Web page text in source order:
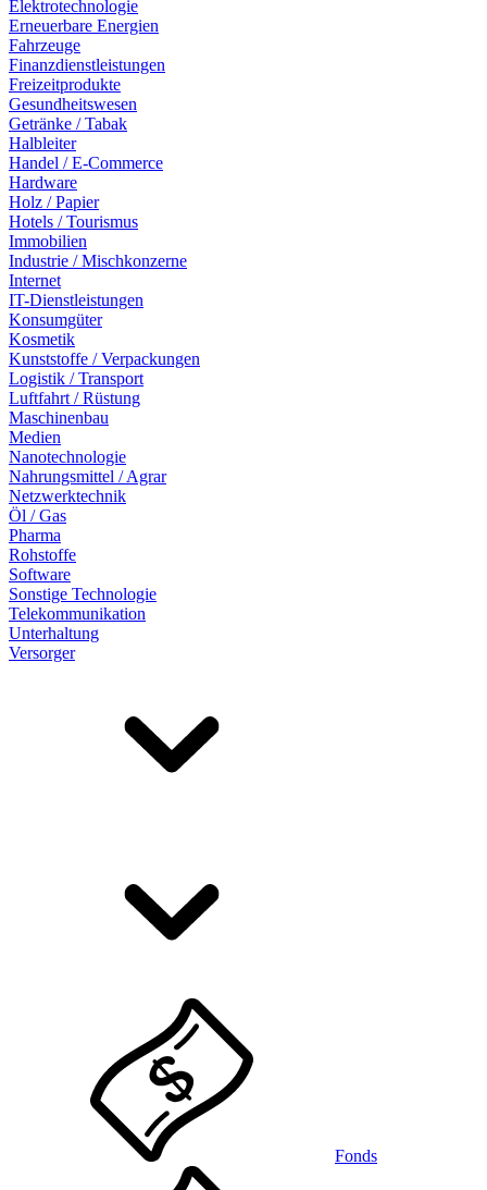
Elektrotechnologie
Erneuerbare Energien
Fahrzeuge
Finanzdienstleistungen
Freizeitprodukte
Gesundheitswesen
Getränke / Tabak
Halbleiter
Handel / E-Commerce
Hardware
Holz / Papier
Hotels / Tourismus
Immobilien
Industrie / Mischkonzerne
Internet
IT-Dienstleistungen
Konsumgüter
Kosmetik
Kunststoffe / Verpackungen
Logistik / Transport
Luftfahrt / Rüstung
Maschinenbau
Medien
Nanotechnologie
Nahrungsmittel / Agrar
Netzwerktechnik
Öl / Gas
Pharma
Rohstoffe
Software
Sonstige Technologie
Telekommunikation
Unterhaltung
Versorger
Fonds